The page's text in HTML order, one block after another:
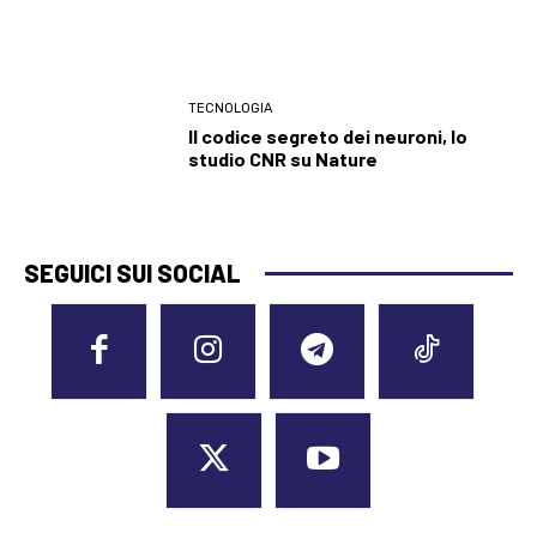
TECNOLOGIA
Il codice segreto dei neuroni, lo
studio CNR su Nature
SEGUICI SUI SOCIAL